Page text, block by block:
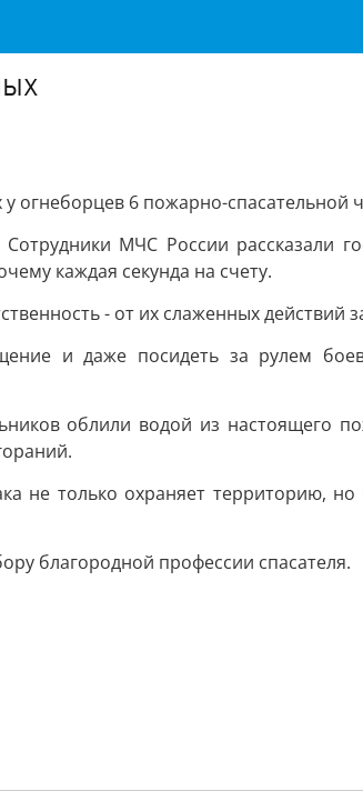
огнеборцев 6 пожарно-спасательной
МЧС России рассказали
каждая секунда на счету.
- от их слаженных действий
и даже посидеть за рулем
облили водой из настоящего
не только охраняет территорию,
благородной профессии спасателя.